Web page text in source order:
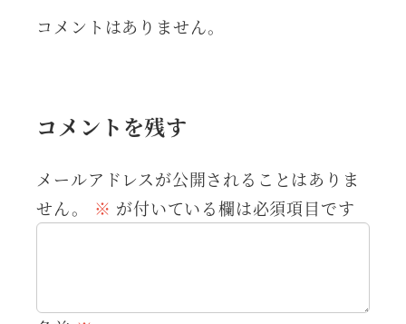
コメントはありません。
コメントを残す
メールアドレスが公開されることはありま
せん。
※ が付いている欄は必須項目です